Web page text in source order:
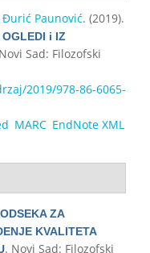
Đurić Paunović. (2019).
OGLEDI i IZ
Sad: Filozofski
2019/978-86-6065-
MARC EndNote XML
ZA
KVALITETA
. Novi Sad: Filozofski